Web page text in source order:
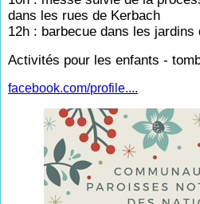
dans les rues de Kerbach
12h : barbecue dans les jardins
Activités pour les enfants -
facebook.com/profile....